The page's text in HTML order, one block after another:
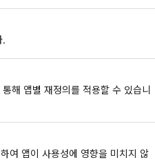
.
해 앱별 재정의를 적용할 수 있습니
여 앱이 사용성에 영향을 미치지 않